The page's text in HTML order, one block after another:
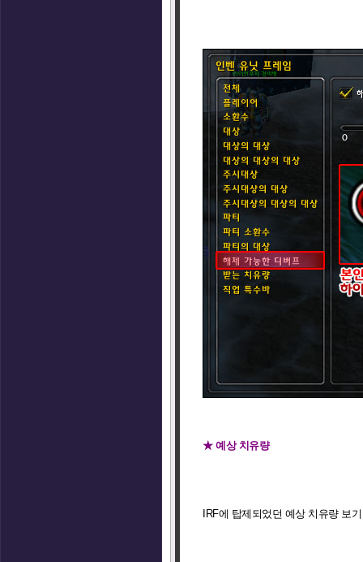
★ 예상 치유량
IRF에 탑제되었던 예상 치유량 보